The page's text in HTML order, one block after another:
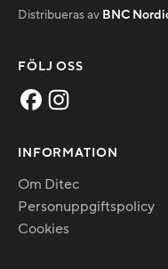
Distribueras av BNC
FÖLJ OSS
INFORMATION
Om Ditec
Personuppgiftspolicy
Cookies